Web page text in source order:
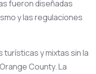
fueron diseñadas
y las regulaciones
turísticas y mixtas sin la
County. La